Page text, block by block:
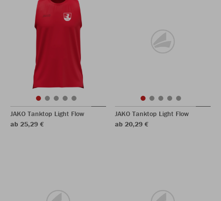
JAKO Tanktop Light Flow
ab 25,29 €
JAKO Tanktop Light Flow
ab 20,29 €